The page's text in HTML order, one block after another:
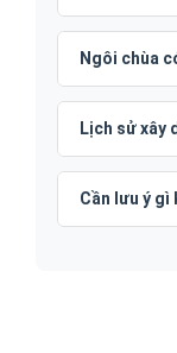
Ngôi chùa
Lịch sử xây
Cần lưu ý gì